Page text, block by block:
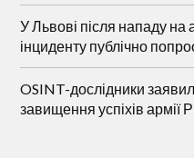
У Львові після нападу
інциденту публічно
OSINT-дослідники
завищення успіхів армії